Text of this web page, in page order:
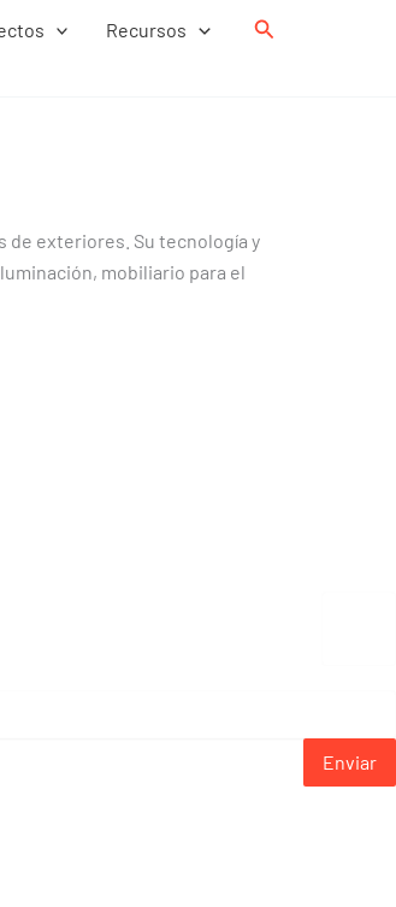
Recursos Buscar
de exteriores. Su tecnología y
mobiliario para el
Enviar